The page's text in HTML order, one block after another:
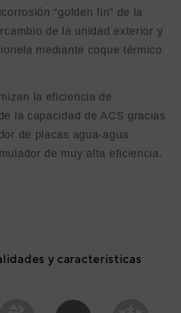
“golden fin” de la
de la unidad exterior y
mediante coque térmico
la eficiencia de
la capacidad de ACS gracias
de placas agua-agua
de muy alta eficiencia.
y características